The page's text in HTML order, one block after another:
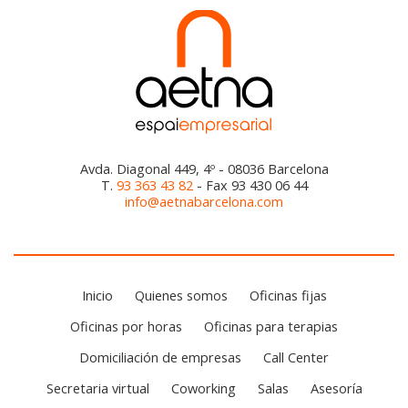
Avda. Diagonal 449, 4º - 08036 Barcelona
T. 93 363 43 82 - Fax 93 430 06 44
info@aetnabarcelona.com
Inicio Quienes somos
Oficinas fijas
Oficinas por horas
Oficinas para terapias
Domiciliación de empresas
Call Center
Secretaria virtual
Coworking Salas Asesoría